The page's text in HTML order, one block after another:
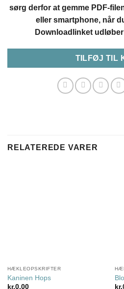
sørg derfor at gemme PDF-
eller smartphone, når
Downloadlinket
TILFØJ TIL
RELATEREDE VARER
HÆKLEOPSKRIFTER
Kaninen Hops
kr.0,00
kr.